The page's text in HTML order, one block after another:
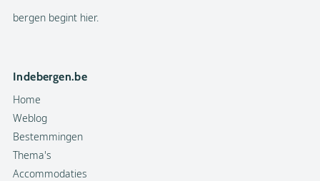
bergen begint hier.
Indebergen.be
Home
Weblog
Bestemmingen
Thema's
Accommodaties